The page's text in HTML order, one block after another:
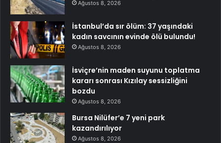
Ağustos 8, 2026
İstanbul’da sır ölüm: 37 yaşındaki
kadın savcının evinde ölü bulundu!
Ağustos 8, 2026
İsviçre’nin maden suyunu toplatma
kararı sonrası Kızılay sessizliğini
bozdu
Ağustos 8, 2026
Bursa Nilüfer’e 7 yeni park
kazandırılıyor
Ağustos 8, 2026